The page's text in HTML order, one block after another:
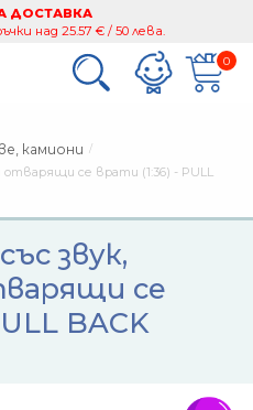
ДОСТАВКА
над 25.57 € / 50 лева.
0
камиони
отварящи се врати (1:36) - PULL
звук,
се
BACK